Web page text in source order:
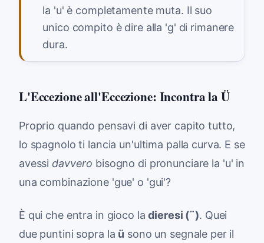
la 'u' è completamente muta. Il suo
unico compito è dire alla 'g' di rimanere
dura.
L'Eccezione all'Eccezione: Incontra la Ü
Proprio quando pensavi di aver capito tutto,
lo spagnolo ti lancia un'ultima palla curva. E se
avessi davvero bisogno di pronunciare la 'u' in
una combinazione 'gue' o 'gui'?
È qui che entra in gioco ladieresi (¨). Quei
due puntini sopra la ü sono un segnale per il